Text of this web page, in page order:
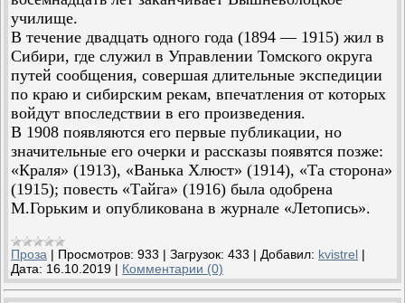
училище.
В течение двадцать одного года (1894 — 1915) жил в
Сибири, где служил в Управлении Томского округа
путей сообщения, совершая длительные экспедиции
по краю и сибирским рекам, впечатления от которых
войдут впоследствии в его произведения.
В 1908 появляются его первые публикации, но
значительные его очерки и рассказы появятся позже:
«Краля» (1913), «Ванька Хлюст» (1914), «Та сторона»
(1915); повесть «Тайга» (1916) была одобрена
М.Горьким и опубликована в журнале «Летопись».
Проза | Просмотров: 933 | Загрузок: 433 | Добавил: kvistrel |
Дата: 16.10.2019 | Комментарии (0)